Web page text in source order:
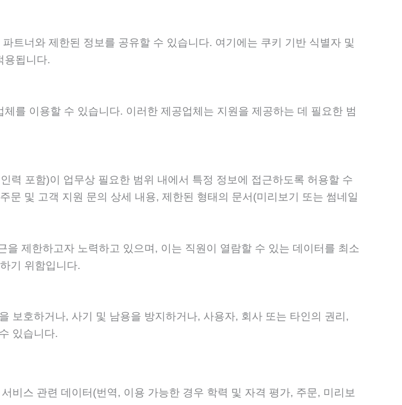
트너와 제한된 정보를 공유할 수 있습니다. 여기에는 쿠키 기반 식별자 및
용됩니다.
를 이용할 수 있습니다. 이러한 제공업체는 지원을 제공하는 데 필요한 범
력 포함)이 업무상 필요한 범위 내에서 특정 정보에 접근하도록 허용할 수
및 고객 지원 문의 상세 내용, 제한된 형태의 문서(미리보기 또는 썸네일
제한하고자 노력하고 있으며, 이는 직원이 열람할 수 있는 데이터를 최소
기 위함입니다.
보호하거나, 사기 및 남용을 방지하거나, 사용자, 회사 또는 타인의 권리,
있습니다.
비스 관련 데이터(번역, 이용 가능한 경우 학력 및 자격 평가, 주문, 미리보